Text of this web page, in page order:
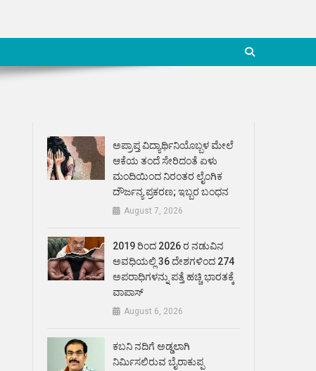
ಅಪ್ರಾಪ್ತ ವಿದ್ಯಾರ್ಥಿನಿಯೊಬ್ಬಳ ಮೇಲೆ
ಆಕೆಯ ತಂದೆ ಸೇರಿದಂತೆ ಏಳು
ಮಂದಿಯಿಂದ ನಿರಂತರ ಲೈಂಗಿಕ
ದೌರ್ಜನ್ಯ ಪ್ರಕರಣ; ಇಬ್ಬರ ಬಂಧನ
August 7, 2026
2019 ರಿಂದ 2026 ರ ನಡುವಿನ
ಅವಧಿಯಲ್ಲಿ 36 ದೇಶಗಳಿಂದ 274
ಅಪರಾಧಿಗಳನ್ನು ಪತ್ತೆ ಹಚ್ಚಿ ಭಾರತಕ್ಕೆ
ವಾಪಾಸ್
August 6, 2026
ಕಬನಿ ನದಿಗೆ ಅಡ್ಡಲಾಗಿ
ನಿರ್ಮಿಸಲಿರುವ ಬೈರಾಕುಪ್ಪ